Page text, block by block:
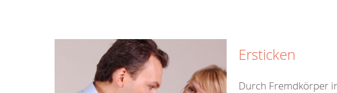
Ersticken
Durch Fremdkörper